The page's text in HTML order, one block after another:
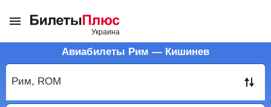
Авиабилеты Рим — Кишинев